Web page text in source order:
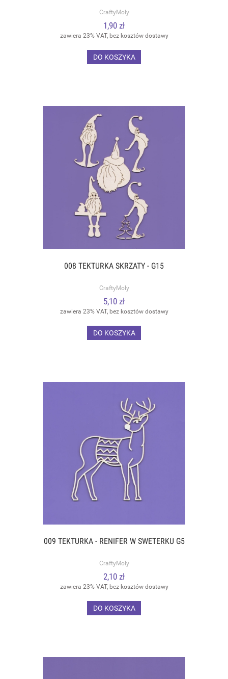
CraftyMoly
1,90 zł
zawiera 23% VAT, bez kosztów dostawy
DO KOSZYKA
008 TEKTURKA SKRZATY - G15
CraftyMoly
5,10 zł
zawiera 23% VAT, bez kosztów dostawy
DO KOSZYKA
009 TEKTURKA - RENIFER W SWETERKU G5
CraftyMoly
2,10 zł
zawiera 23% VAT, bez kosztów dostawy
DO KOSZYKA